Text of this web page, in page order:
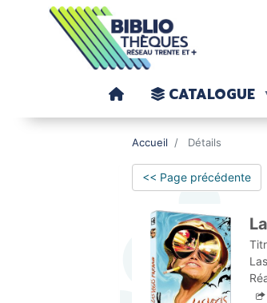
CATALOGUE
Accueil Détails
<< Page précédente